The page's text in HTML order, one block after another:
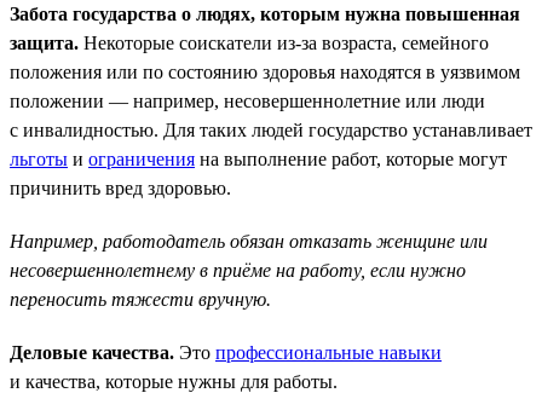
Забота государства о людях, которым нужна повышенная
защита. Некоторые соискатели из-за возраста, семейного
положения или по состоянию здоровья находятся в уязвимом
положении — например, несовершеннолетние или люди
с инвалидностью. Для таких людей государство устанавливает
льготы и ограничения на выполнение работ, которые могут
причинить вред здоровью.
Например, работодатель обязан отказать женщине или
несовершеннолетнему в приёме на работу, если нужно
переносить тяжести вручную.
Деловые качества. Это профессиональные навыки
и качества, которые нужны для работы.